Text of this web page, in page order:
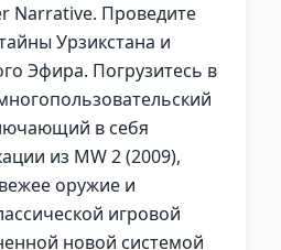
Narrative. Проведите
Урзикстана и
Эфира. Погрузитесь в
в себя
из MW 2 (2009),
оружие и
игровой
новой системой